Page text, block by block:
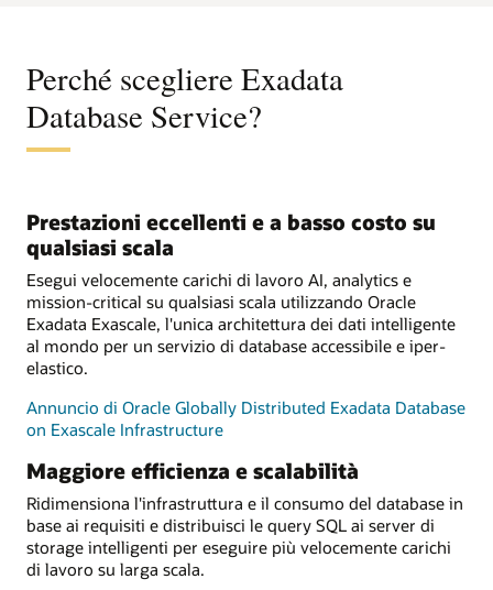
Perché scegliere Exadata
Database Service?
Prestazioni eccellenti e a basso costo su
qualsiasi scala
Esegui velocemente carichi di lavoro AI, analytics e
mission-critical su qualsiasi scala utilizzando Oracle
Exadata Exascale, l'unica architettura dei dati intelligente
al mondo per un servizio di database accessibile e iper-
elastico.
Annuncio di Oracle Globally Distributed Exadata Database
on Exascale Infrastructure
Maggiore efficienza e scalabilità
Ridimensiona l'infrastruttura e il consumo del database in
base ai requisiti e distribuisci le query SQL ai server di
storage intelligenti per eseguire più velocemente carichi
di lavoro su larga scala.